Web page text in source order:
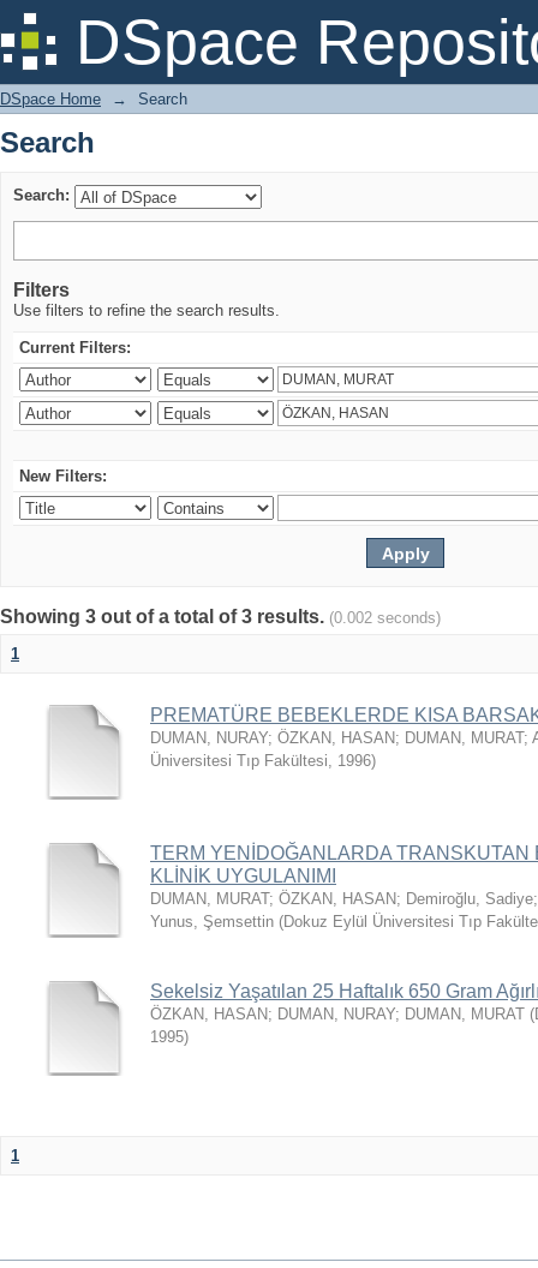
DSpace
Search
DSpace Home → Search
Search
Search:
Filters
Use filters to refine the search results.
Current Filters:
New Filters:
Showing 3 out of a total of 3 results. (0.002 seconds)
1
PREMATÜRE BEBEKLERDE KISA
DUMAN, NURAY; ÖZKAN, HASAN; DUMAN, MURAT;
Üniversitesi Tıp Fakültesi, 1996)
TERM YENİDOĞANLARDA TRANSKUTAN
KLİNİK UYGULANIMI
DUMAN, MURAT; ÖZKAN, HASAN; Demiroğlu, Sadiye
Yunus, Şemsettin (Dokuz Eylül Üniversitesi Tıp
Sekelsiz Yaşatılan 25 Haftalık 650 Gram
ÖZKAN, HASAN; DUMAN, NURAY; DUMAN, MURAT (
1995)
1